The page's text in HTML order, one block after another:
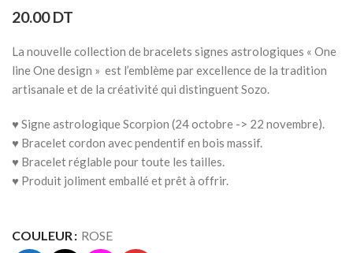
20.00DT
La nouvelle collection de bracelets signes astrologiques « One
line One design » est l’emblème par excellence de la tradition
artisanale et de la créativité qui distinguent Sozo.
♥ Signe astrologique Scorpion (24 octobre -> 22 novembre).
♥ Bracelet cordon avec pendentif en bois massif.
♥ Bracelet réglable pour toute les tailles.
♥ Produit joliment emballé et prêt à offrir.
COULEUR ROSE